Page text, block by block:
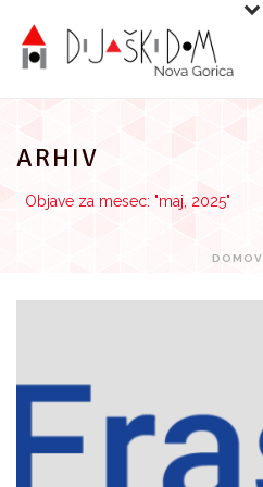
vsebino
ARHIV
Objave za mesec: "maj, 2025"
DOMOV